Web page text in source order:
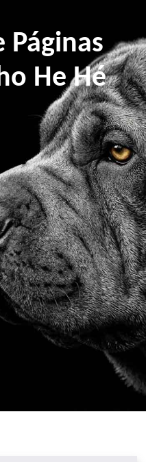
Páginas
He Hé